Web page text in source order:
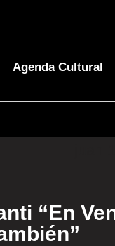
Agenda Cultural
“En